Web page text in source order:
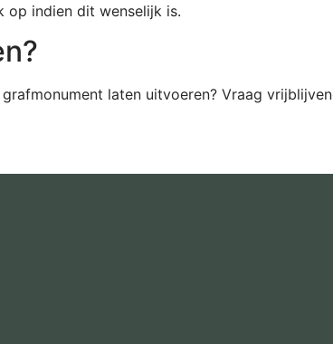
op indien dit wenselijk is.
laten uitvoeren? Vraag